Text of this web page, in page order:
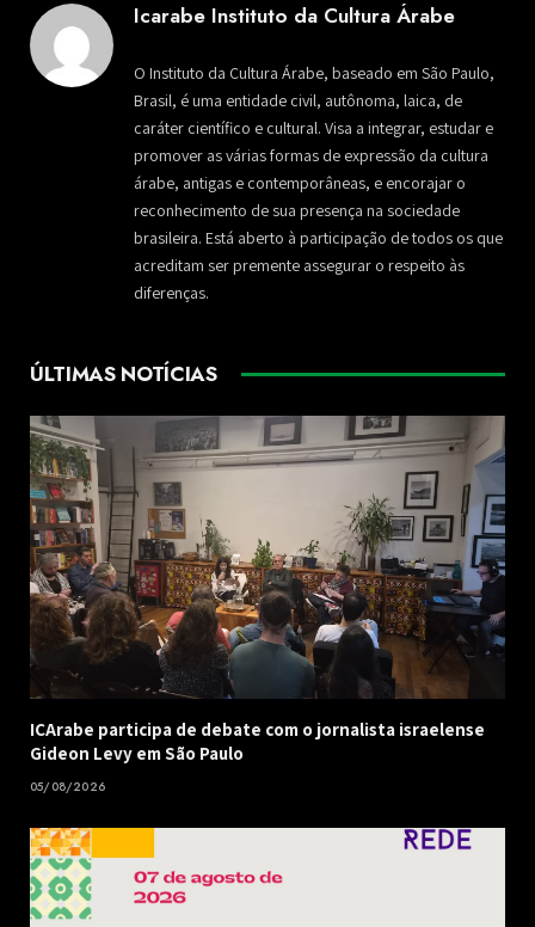
Icarabe Instituto da Cultura Árabe
O Instituto da Cultura Árabe, baseado em São Paulo,
Brasil, é uma entidade civil, autônoma, laica, de
caráter científico e cultural. Visa a integrar, estudar e
promover as várias formas de expressão da cultura
árabe, antigas e contemporâneas, e encorajar o
reconhecimento de sua presença na sociedade
brasileira. Está aberto à participação de todos os que
acreditam ser premente assegurar o respeito às
diferenças.
ÚLTIMAS NOTÍCIAS
ICArabe participa de debate com o jornalista israelense
Gideon Levy em São Paulo
05/08/2026